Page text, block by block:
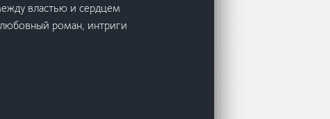
властью и сердцем
роман, интриги